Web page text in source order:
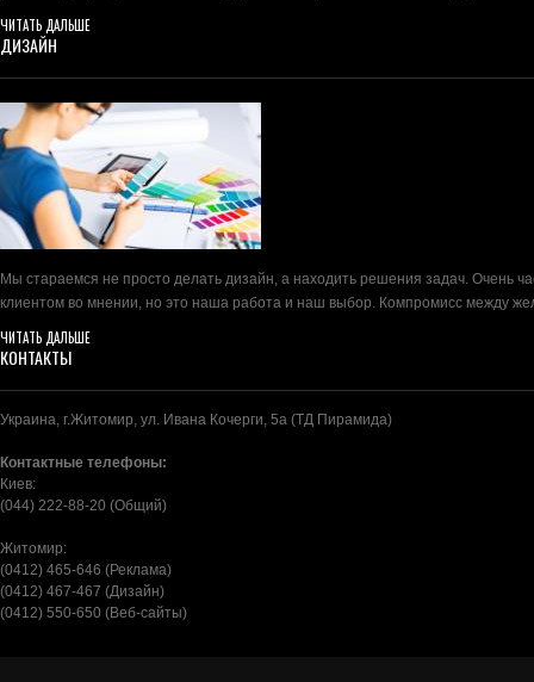
ЧИТАТЬ ДАЛЬШЕ
ДИЗАЙН
Мы стараемся не просто делать дизайн, а находить решения задач. Очень
клиентом во мнении, но это наша работа и наш выбор. Компромисс между
ЧИТАТЬ ДАЛЬШЕ
КОНТАКТЫ
Украина, г.Житомир, ул. Ивана Кочерги, 5а (ТД Пирамида)
Контактные телефоны:
Киев:
(044) 222-88-20 (Общий)
Житомир:
(0412) 465-646 (Реклама)
(0412) 467-467 (Дизайн)
(0412) 550-650 (Веб-сайты)